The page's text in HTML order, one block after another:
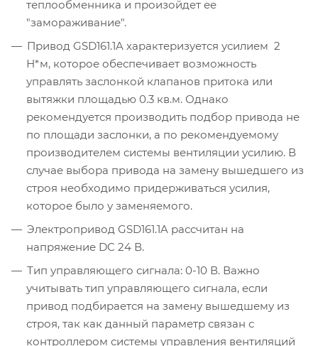
теплообменника и произойдет ее
"замораживание".
Привод GSD161.1A характеризуется усилием 2
Н*м, которое обеспечивает возможность
управлять заслонкой клапанов притока или
вытяжки площадью 0.3 кв.м. Однако
рекомендуется производить подбор привода не
по площади заслонки, а по рекомендуемому
производителем системы вентиляции усилию. В
случае выбора привода на замену вышедшего из
строя необходимо придерживаться усилия,
которое было у заменяемого.
Электропривод GSD161.1A рассчитан на
напряжение DC 24 В.
Тип управляющего сигнала: 0-10 В. Важно
учитывать тип управляющего сигнала, если
привод подбирается на замену вышедшему из
строя, так как данный параметр связан с
контроллером системы управления вентиляций